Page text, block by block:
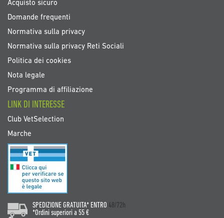
Acquisto sicuro
Domande frequenti
Normativa sulla privacy
Normativa sulla privacy Reti Sociali
Politica dei cookies
Nota legale
Programma di affiliazione
LINK DI INTERESSE
Club VetSelection
Marche
SPEDIZIONE GRATUITA* ENTRO 48/72h
*Ordini superiori a 55 €